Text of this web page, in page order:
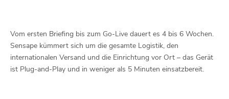
Vom ersten Briefing bis zum Go-Live dauert es 4 bis 6 Wochen.
Sensape kümmert sich um die gesamte Logistik, den
internationalen Versand und die Einrichtung vor Ort – das Gerät
ist Plug-and-Play und in weniger als 5 Minuten einsatzbereit.